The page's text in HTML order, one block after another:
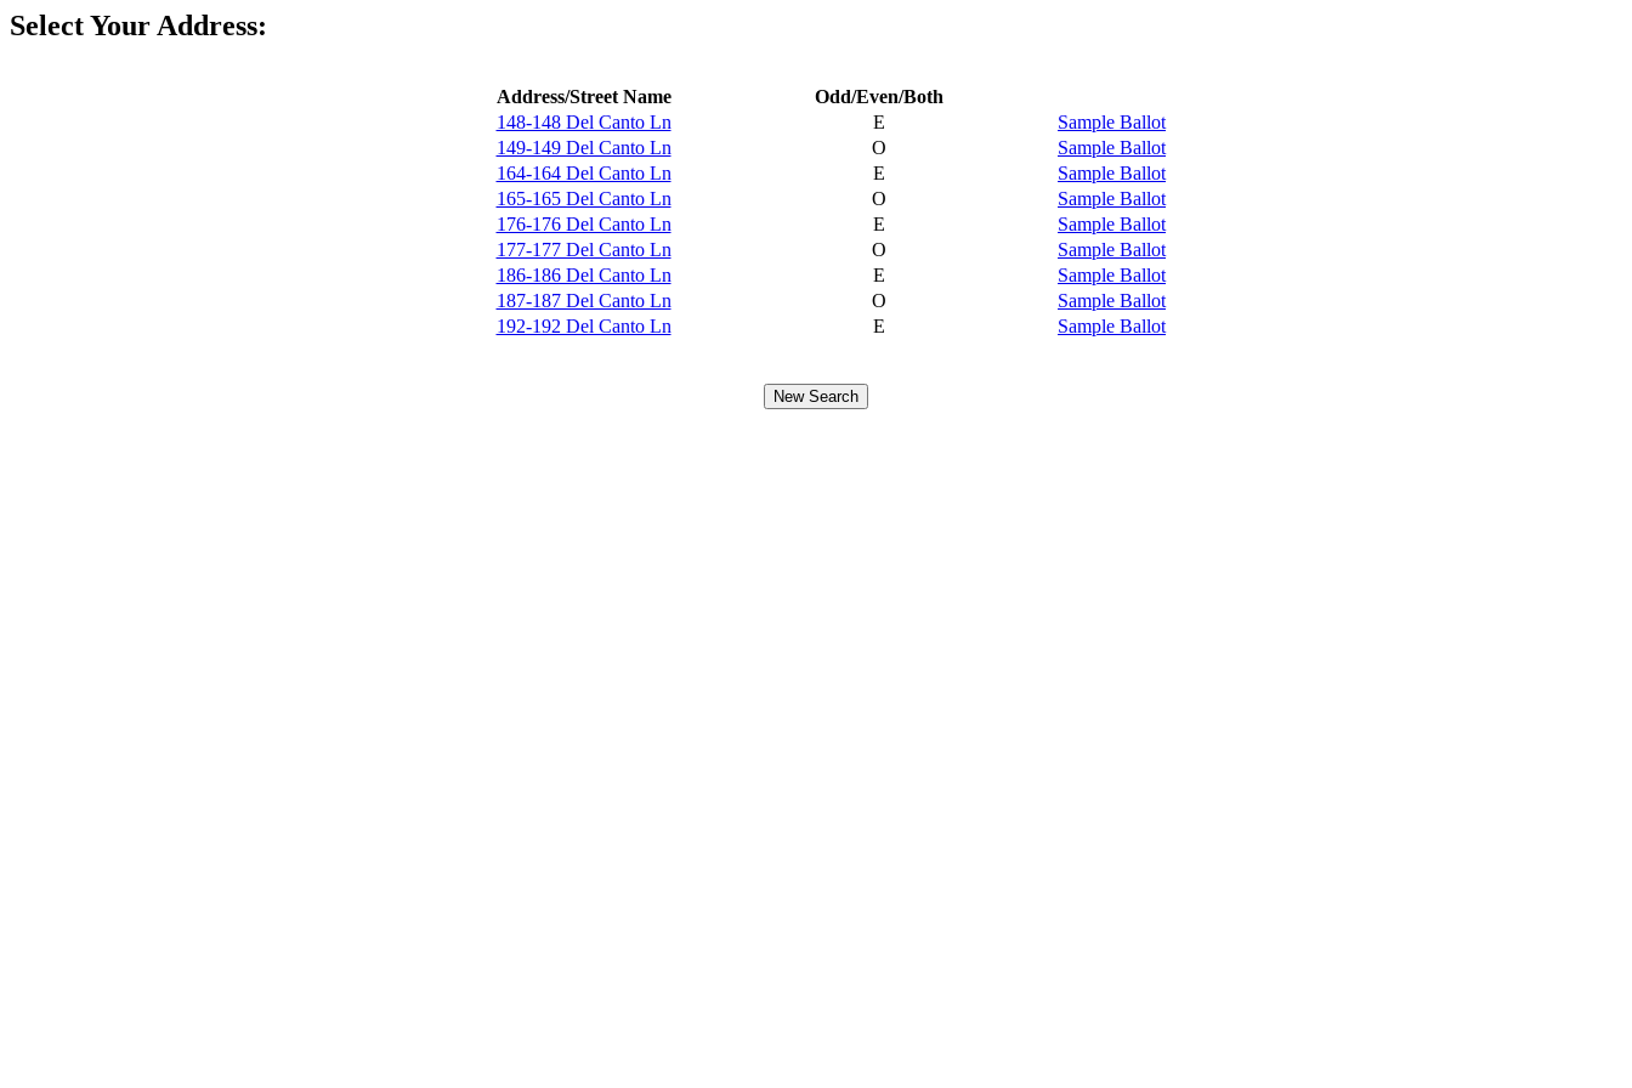
Select Your Address:
Address/Street Name
Odd/Even/Both
148-148 Del Canto Ln
E
Sample Ballot
149-149 Del Canto Ln
O
Sample Ballot
164-164 Del Canto Ln
E
Sample Ballot
165-165 Del Canto Ln
O
Sample Ballot
176-176 Del Canto Ln
E
Sample Ballot
177-177 Del Canto Ln
O
Sample Ballot
186-186 Del Canto Ln
E
Sample Ballot
187-187 Del Canto Ln
O
Sample Ballot
192-192 Del Canto Ln
E Sample Ballot